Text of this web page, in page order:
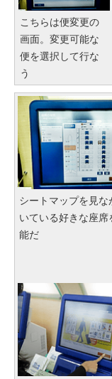
こちらは便変更の
画面。変更可能な
便を選択して行な
う
シートマップを見な
いている好きな座席
能だ